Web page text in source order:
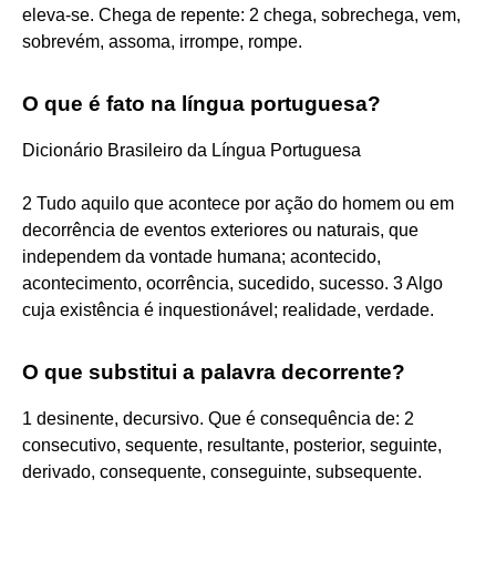
eleva-se. Chega de repente: 2 chega, sobrechega, vem,
sobrevém, assoma, irrompe, rompe.
O que é fato na língua portuguesa?
Dicionário Brasileiro da Língua Portuguesa
2 Tudo aquilo que acontece por ação do homem ou em
decorrência de eventos exteriores ou naturais, que
independem da vontade humana; acontecido,
acontecimento, ocorrência, sucedido, sucesso. 3 Algo
cuja existência é inquestionável; realidade, verdade.
O que substitui a palavra decorrente?
1 desinente, decursivo. Que é consequência de: 2
consecutivo, sequente, resultante, posterior, seguinte,
derivado, consequente, conseguinte, subsequente.